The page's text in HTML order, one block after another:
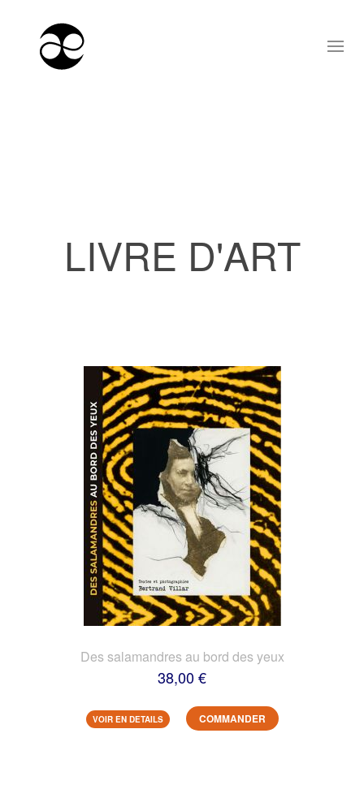
LIVRE D'ART
Des salamandres au bord des yeux
38,00 €
VOIR EN DETAILS COMMANDER